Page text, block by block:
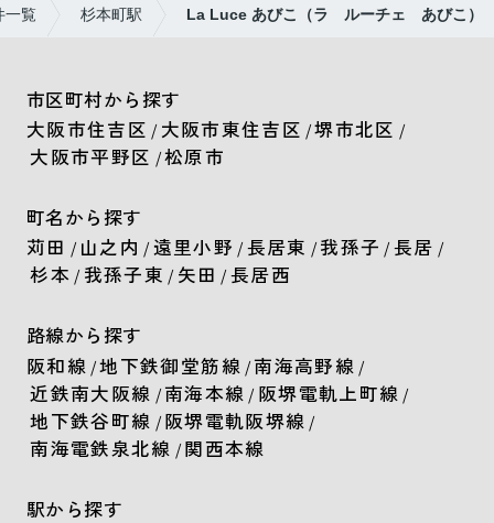
一覧 杉本町駅 La Luce あびこ（ラ ルーチェ あびこ）
市区町村から探す
大阪市住吉区 / 大阪市東住吉区 /堺市北区 /
大阪市平野区 /松原市
町名から探す
苅田 / 山之内 / 遠里小野 / 長居東 / 我孫子 / 長居 /
杉本 / 我孫子東 / 矢田 / 長居西
路線から探す
阪和線 /地下鉄御堂筋線 /南海高野線 /
近鉄南大阪線 /南海本線 / 阪堺電軌上町線 /
地下鉄谷町線 / 阪堺電軌阪堺線 /
南海電鉄泉北線 / 関西本線
駅から探す